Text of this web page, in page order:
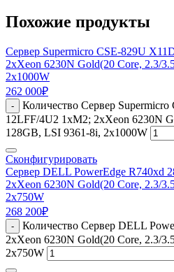
Похожие продукты
Сервер Supermicro CSE-829U
2xXeon 6230N Gold(20 Core, 2.3/
2x1000W
262 000₽
-
Количество Сервер
12LFF/4U2 1xM2; 2xXeon 6230N
128GB, LSI 9361-8i, 2x1000W
Сконфигурировать
Сервер DELL PowerEdge R740xd
2xXeon 6230N Gold(20 Core, 2.3/
2x750W
268 200₽
-
Количество Сервер DELL
2xXeon 6230N Gold(20 Core, 2.3/
2x750W